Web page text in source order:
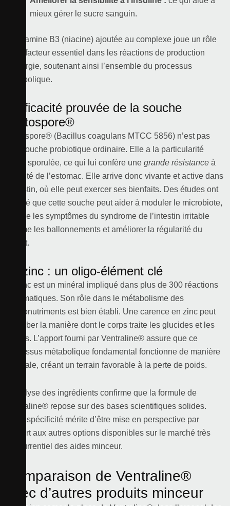
mieux gérer le sucre sanguin.
La vitamine B3 (niacine) ajoutée au complexe joue un rôle
de cofacteur essentiel dans les réactions de production
d’énergie, soutenant ainsi l’ensemble du processus
métabolique.
L’efficacité prouvée de la souche
Lactospore®
Lactospore® (Bacillus coagulans MTCC 5856) n’est pas
une souche probiotique ordinaire. Elle a la particularité
d’être sporulée, ce qui lui confère une grande résistance à
l’acidité de l’estomac. Elle arrive donc vivante et active dans
l’intestin, où elle peut exercer ses bienfaits. Des études ont
montré que cette souche peut aider à moduler le microbiote,
réduire les symptômes du syndrome de l’intestin irritable
comme les ballonnements et améliorer la régularité du
transit.
Le zinc : un oligo-élément clé
Le zinc est un minéral impliqué dans plus de 300 réactions
enzymatiques. Son rôle dans le métabolisme des
macronutriments est bien établi. Une carence en zinc peut
perturber la manière dont le corps traite les glucides et les
lipides. L’apport fourni par Ventraline® assure que ce
processus métabolique fondamental fonctionne de manière
optimale, créant un terrain favorable à la perte de poids.
L’analyse des ingrédients confirme que la formule de
Ventraline® repose sur des bases scientifiques solides.
Cette spécificité mérite d’être mise en perspective par
rapport aux autres options disponibles sur le marché très
concurrentiel des aides minceur.
Comparaison de Ventraline®
avec d’autres produits minceur